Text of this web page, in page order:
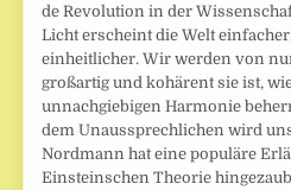
de Revolution in der
Licht erscheint die Welt
einheitlicher. Wir werden von
großartig und kohärent sie ist,
unnachgiebigen Harmonie
dem Unaussprechlichen wird
Nordmann hat eine populäre
Einsteinschen Theorie